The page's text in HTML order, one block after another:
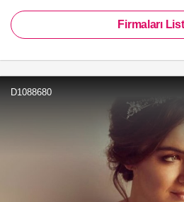
Firmaları
D1088680